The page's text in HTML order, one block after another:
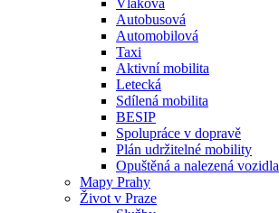
Vlaková
Autobusová
Automobilová
Taxi
Aktivní mobilita
Letecká
Sdílená mobilita
BESIP
Spolupráce v dopravě
Plán udržitelné mobility
Opuštěná a nalezená vozidla
Mapy Prahy
Život v Praze